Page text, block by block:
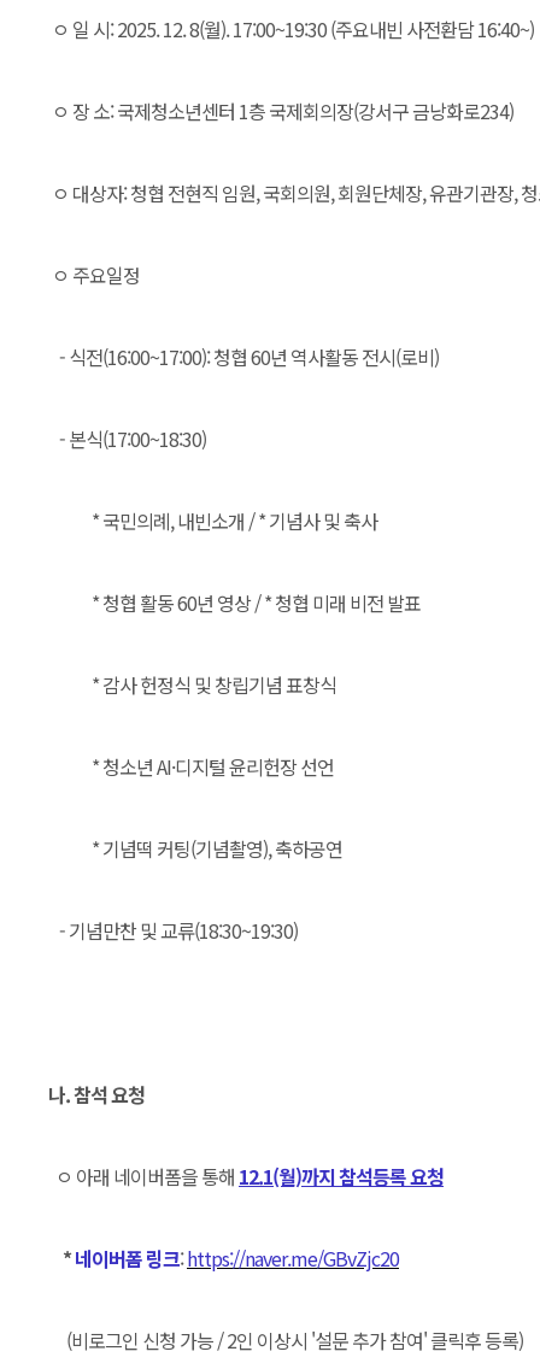
ㅇ 일 시: 2025. 12. 8(월). 17:00~19:30 (주요내빈 사전환담 16:40~)
ㅇ 장 소: 국제청소년센터 1층 국제회의장(강서구 금낭화로234)
ㅇ 대상자: 청협 전현직 임원, 국회의원, 회원단체장, 유관기관장,
ㅇ 주요일정
- 식전(16:00~17:00): 청협 60년 역사활동 전시(로비)
- 본식(17:00~18:30)
* 국민의례, 내빈소개 / * 기념사 및 축사
* 청협 활동 60년 영상 / * 청협 미래 비전 발표
* 감사 헌정식 및 창립기념 표창식
* 청소년 AI·디지털 윤리헌장 선언
* 기념떡 커팅(기념촬영), 축하공연
- 기념만찬 및 교류(18:30~19:30)
나. 참석 요청
ㅇ 아래 네이버폼을 통해 12.1(월)까지 참석등록 요청
*네이버폼 링크:https://naver.me/GBvZjc20
(비로그인 신청 가능 / 2인 이상시 '설문 추가 참여' 클릭후 등록)